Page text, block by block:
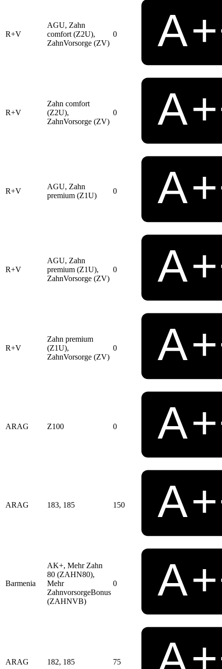
R+V
AGU, Zahn
comfort (Z2U),
ZahnVorsorge (ZV)
0
R+V
Zahn comfort
(Z2U),
ZahnVorsorge (ZV)
0
R+V
AGU, Zahn
premium (Z1U)
0
R+V
AGU, Zahn
premium (Z1U),
ZahnVorsorge (ZV)
0
R+V
Zahn premium
(Z1U),
ZahnVorsorge (ZV)
0
ARAG Z100 0
ARAG 183, 185 150
Barmenia
AK+, Mehr Zahn
80 (ZAHN80),
Mehr
ZahnvorsorgeBonus
(ZAHNVB)
0
ARAG 182, 185 75